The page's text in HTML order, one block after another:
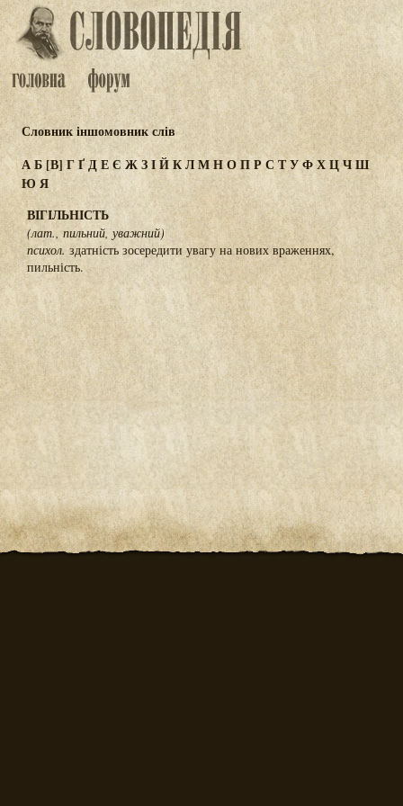
Словник іншомовник слів
АБ [В] ГҐДЕЄ ЖЗІЙКЛМНОПР С ТУФХЦЧШ
Ю Я
ВІГІЛЬНІСТЬ
(лат., пильний, уважний)
психол. здатність зосередити увагу на нових враженнях,
пильність.